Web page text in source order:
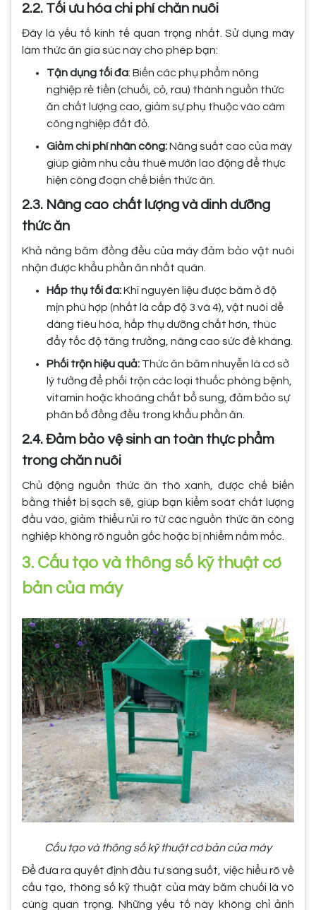
2.2. Tối ưu hóa chi phí chăn nuôi
Đây là yếu tố kinh tế quan trọng nhất. Sử dụng máy
làm thức ăn gia súc này cho phép bạn:
Tận dụng tối đa: Biến các phụ phẩm nông
nghiệp rẻ tiền (chuối, cỏ, rau) thành nguồn thức
ăn chất lượng cao, giảm sự phụ thuộc vào cám
công nghiệp đắt đỏ.
Giảm chi phí nhân công:Năng suất cao của máy
giúp giảm nhu cầu thuê mướn lao động để thực
hiện công đoạn chế biến thức ăn.
2.3. Nâng cao chất lượng và dinh dưỡng
thức ăn
Khả năng băm đồng đều của máy đảm bảo vật nuôi
nhận được khẩu phần ăn nhất quán.
Hấp thụ tối đa:Khi nguyên liệu được băm ở độ
mịn phù hợp (nhất là cấp độ 3 và 4), vật nuôi dễ
dàng tiêu hóa, hấp thụ dưỡng chất hơn, thúc
đẩy tốc độ tăng trưởng, nâng cao sức đề kháng.
Phối trộn hiệu quả: Thức ăn băm nhuyễn là cơ sở
lý tưởng để phối trộn các loại thuốc phòng bệnh,
vitamin hoặc khoáng chất bổ sung, đảm bảo sự
phân bố đồng đều trong khẩu phần ăn.
2.4. Đảm bảo vệ sinh an toàn thực phẩm
trong chăn nuôi
Chủ động nguồn thức ăn thô xanh, được chế biến
bằng thiết bị sạch sẽ, giúp bạn kiểm soát chất lượng
đầu vào, giảm thiểu rủi ro từ các nguồn thức ăn công
nghiệp không rõ nguồn gốc hoặc bị nhiễm nấm mốc.
3. Cấu tạo và thông số kỹ thuật cơ
bản của máy
Cấu tạo và thông số kỹ thuật cơ bản của máy
Để đưa ra quyết định đầu tư sáng suốt, việc hiểu rõ về
cấu tạo, thông số kỹ thuật của máy băm chuối là vô
cùng quan trọng. Những yếu tố này không chỉ ảnh